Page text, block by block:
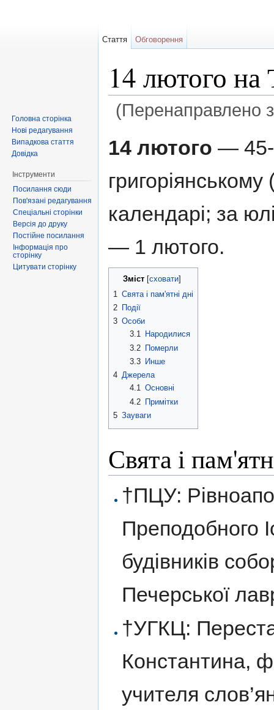
14 лютого на
(Перенаправлено
14 лютого — 45-
календарі; за
— 1 лютого.
Зміст [сховати]
1 Свята і пам'ятні дні
2 Події
3 Особи
3.1
Народилися
3.2 Померли
3.3
Инше
4 Джерела
4.1 Основні
4.2 Примітки
5 Зауваги
Свята і
†ПЦУ:
Преподобного
будівників
Печерської
†УГКЦ:
Константина,
учителя
Стаття Обговорення
Головна сторінка
Нові редагування
Випадкова стаття
Довідка
Інструменти
Посилання сюди
Пов'язані редагування
Спеціальні сторінки
Версія до друку
Постійне посилання
Інформація про
сторінку
Цитувати сторінку